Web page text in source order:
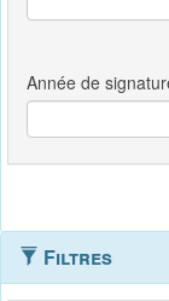
Filtres